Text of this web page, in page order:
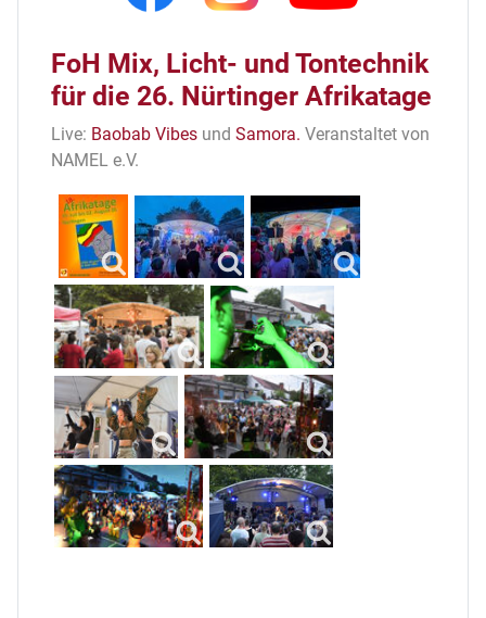
FoH Mix, Licht- und Tontechnik
für die 26. Nürtinger Afrikatage
Live: Baobab Vibes und Samora. Veranstaltet von
NAMEL e.V.